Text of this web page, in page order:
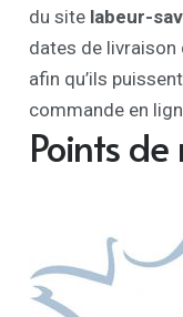
du site labeur-
dates de
afin qu’ils
commande en
Points